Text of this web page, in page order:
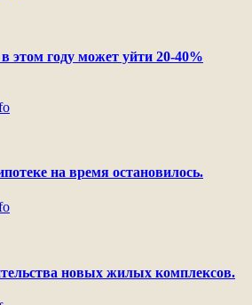
этом году может уйти 20-40%
на время остановилось.
новых жилых комплексов.